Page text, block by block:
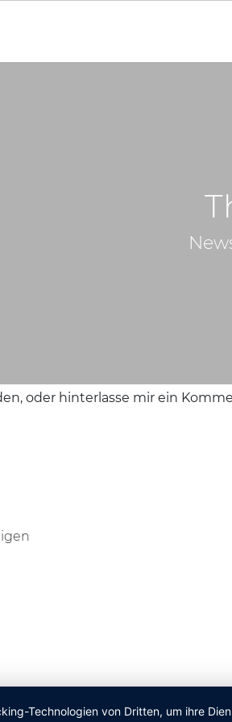
oder hinterlasse mir ein
Technologien von Dritten, um ihre